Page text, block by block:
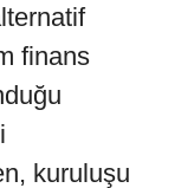
finans
kuruluşu